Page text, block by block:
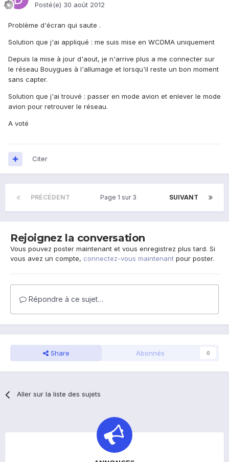
Posté(e) 30 août 2012
Problème d'écran qui saute .
Solution que j'ai appliqué : me suis mise en WCDMA uniquement
Depuis la mise à jour d'aout, je n'arrive plus a me connecter sur
le réseau Bouygues à l'allumage et lorsqu'il reste un bon moment
sans capter.
Solution que j'ai trouvé : passer en mode avion et enlever le mode
avion pour retrouver le réseau.
A voté
Citer
PRÉCÉDENT SUIVANT
Page 1 sur 3
Rejoignez la conversation
Vous pouvez poster maintenant et vous enregistrez plus tard. Si
vous avez un compte, connectez-vous maintenant pour poster.
Répondre à ce sujet…
Share Abonnés 0
Aller sur la liste des sujets